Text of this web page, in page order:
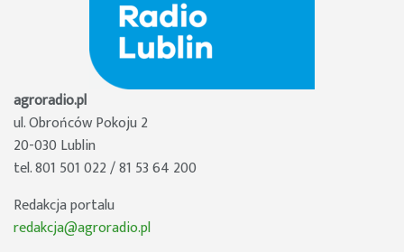
agroradio.pl
ul. Obrońców Pokoju 2
20-030 Lublin
tel. 801 501 022 / 81 53 64 200
Redakcja portalu
redakcja@agroradio.pl